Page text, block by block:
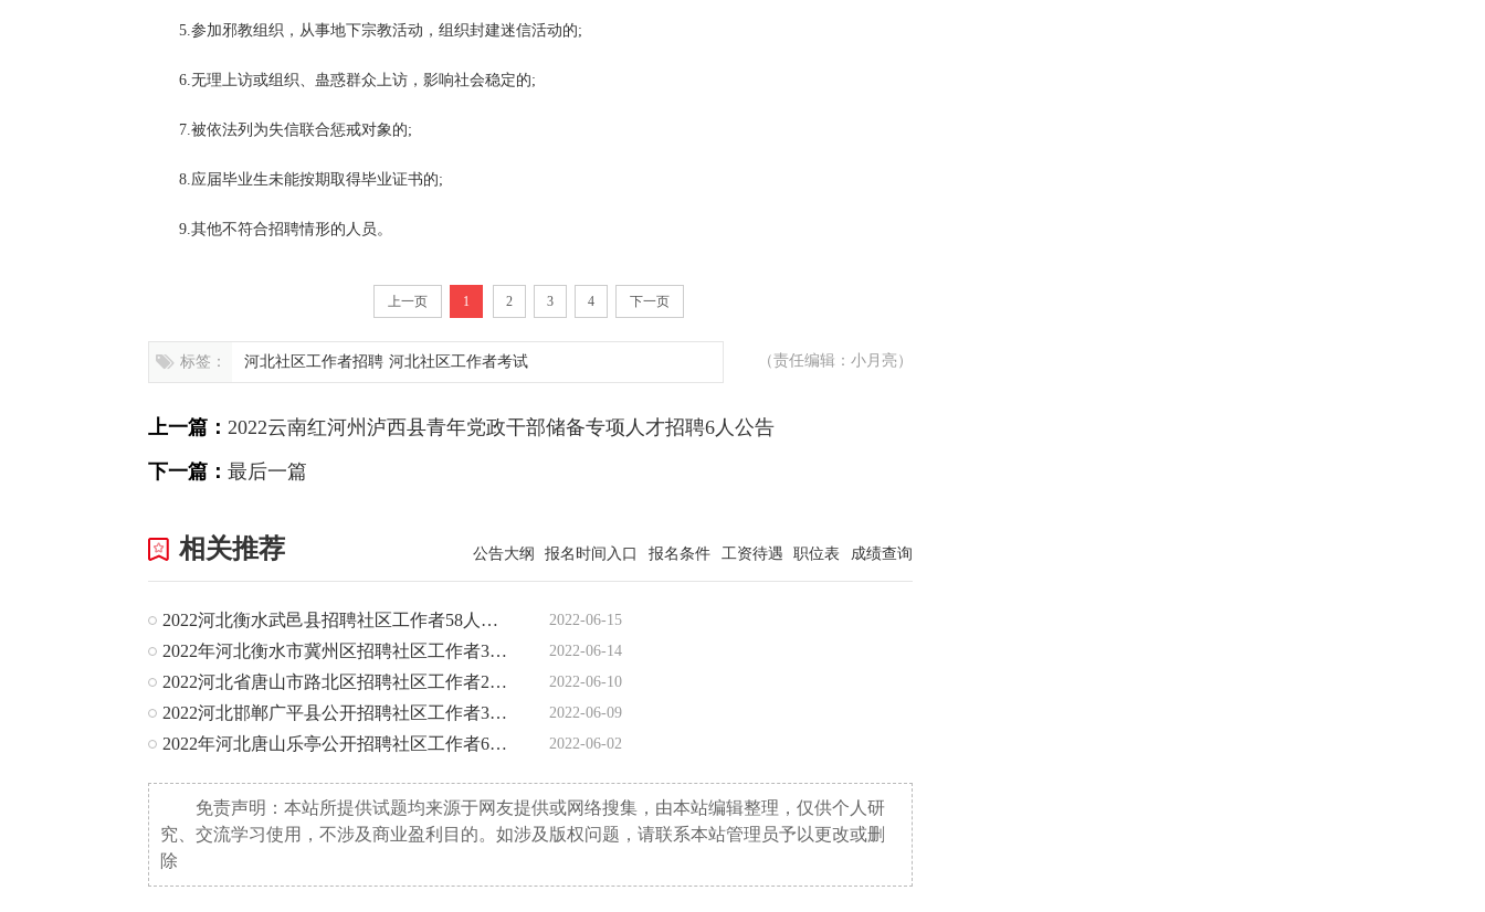
5.参加邪教组织，从事地下宗教活动，组织封建迷信活动的;
6.无理上访或组织、蛊惑群众上访，影响社会稳定的;
7.被依法列为失信联合惩戒对象的;
8.应届毕业生未能按期取得毕业证书的;
9.其他不符合招聘情形的人员。
上一页 1 2 3 4 下一页
标签： 河北社区工作者招聘 河北社区工作者考试 （责任编辑：小月亮）
上一篇：2022云南红河州泸西县青年党政干部储备专项人才招聘6人公告
下一篇：最后一篇
相关推荐 公告大纲 报名时间入口 报名条件 工资待遇 职位表 成绩查询
2022河北衡水武邑县招聘社区工作者58人公告 2022-06-15
2022年河北衡水市冀州区招聘社区工作者39人公告 2022-06-14
2022河北省唐山市路北区招聘社区工作者230人公告 2022-06-10
2022河北邯郸广平县公开招聘社区工作者35人公告 2022-06-09
2022年河北唐山乐亭公开招聘社区工作者60人公告 2022-06-02
免责声明：本站所提供试题均来源于网友提供或网络搜集，由本站编辑整理，仅供个人研
究、交流学习使用，不涉及商业盈利目的。如涉及版权问题，请联系本站管理员予以更改或删
除